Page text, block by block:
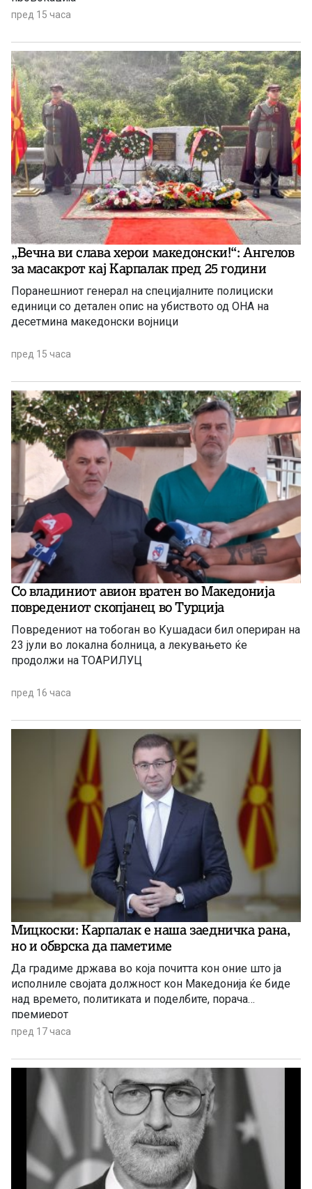
пред 15 часа
„Вечна ви слава херои македонски!“: Ангелов
за масакрот кај Карпалак пред 25 години
Поранешниот генерал на специјалните полициски
единици со детален опис на убиството од ОНА на
десетмина македонски војници
пред 15 часа
Со владиниот авион вратен во Македонија
повредениот скопјанец во Турција
Повредениот на тобоган во Кушадаси бил опериран на
23 јули во локална болница, а лекувањето ќе
продолжи на ТОАРИЛУЦ
пред 16 часа
Мицкоски: Карпалак е наша заедничка рана,
но и обврска да паметиме
Да градиме држава во која почитта кон оние што ја
исполниле својата должност кон Македонија ќе биде
над времето, политиката и поделбите, порача
премиерот
пред 17 часа